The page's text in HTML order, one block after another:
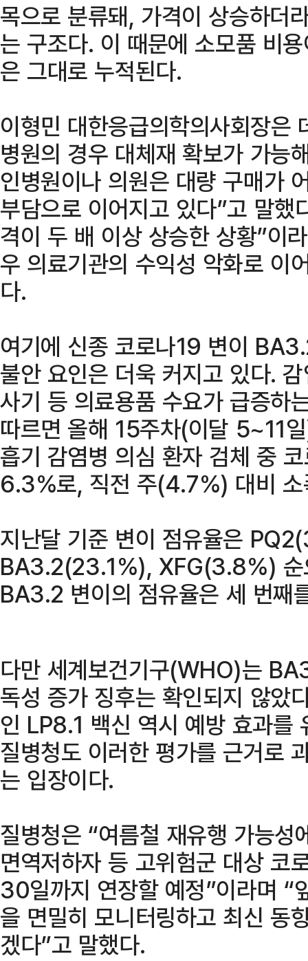
목으로 분류돼, 가격이 상승하더
는 구조다. 이 때문에 소모품 비
은 그대로 누적된다.
이형민 대한응급의학의사회장은
병원의 경우 대체재 확보가 가능
인병원이나 의원은 대량 구매가
부담으로 이어지고 있다”고 말
격이 두 배 이상 상승한 상황”이
우 의료기관의 수익성 악화로 이
다.
여기에 신종 코로나19 변이
불안 요인은 더욱 커지고 있다.
사기 등 의료용품 수요가 급증하
따르면 올해 15주차(이달 5~11
흡기 감염병 의심 환자 검체 중
6.3%로, 직전 주(4.7%) 대비 소
지난달 기준 변이 점유율은
BA3.2(23.1%), XFG(3.8%) 순
BA3.2 변이의 점유율은 세 번째
다만 세계보건기구(WHO)는
독성 증가 징후는 확인되지 않았
인 LP8.1 백신 역시 예방 효과를
질병청도 이러한 평가를 근거로
는 입장이다.
질병청은 “여름철 재유행 가능
면역저하자 등 고위험군 대상 코
30일까지 연장할 예정”이라며 “
을 면밀히 모니터링하고 최신 동
겠다”고 말했다.